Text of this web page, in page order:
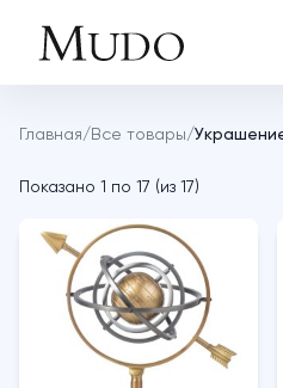
Главная/ Все товары/
Показано 1 по 17 (из 17)